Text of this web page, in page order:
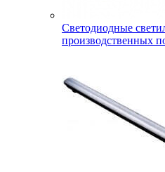
Светодиодные
производственных